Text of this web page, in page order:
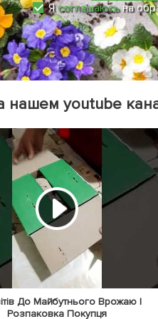
Ясоглашаюсьна
нашем youtube
До Майбутнього Врожаю |
Розпаковка Покупця